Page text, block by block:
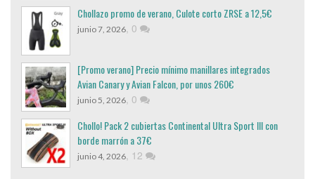
Chollazo promo de verano, Culote corto ZRSE a 12,5€
junio 7, 2026, 0
[Promo verano] Precio mínimo manillares integrados
Avian Canary y Avian Falcon, por unos 260€
junio 5, 2026, 0
Chollo! Pack 2 cubiertas Continental Ultra Sport III con
borde marrón a 37€
junio 4, 2026, 12